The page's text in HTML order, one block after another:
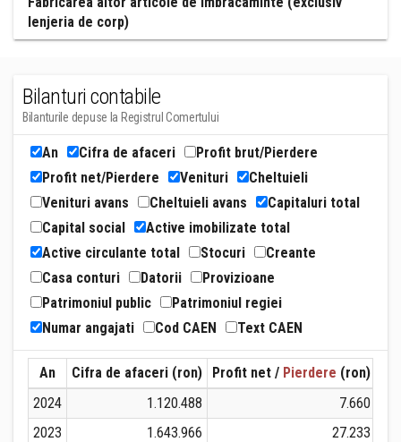
lenjeria de corp)
Bilanturi contabile
Bilanturile depuse la Registrul Comertului
An Cifra de afaceri
Profit brut/Pierdere
Profit net/Pierdere
Venituri
Cheltuieli
Venituri avans
Cheltuieli avans
Capitaluri total
Capital social
Active imobilizate total
Active circulante total
Stocuri
Creante
Casa conturi
Datorii
Provizioane
Patrimoniul public
Patrimoniul regiei
Numar angajati
Cod CAEN Text CAEN
An Cifra de afaceri (ron) Profit net / Pierdere (ron)
2024
1.120.488
7.660
2023
1.643.966
27.233